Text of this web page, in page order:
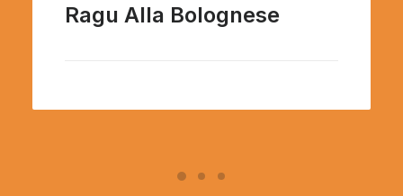
Ragu Alla Bolognese